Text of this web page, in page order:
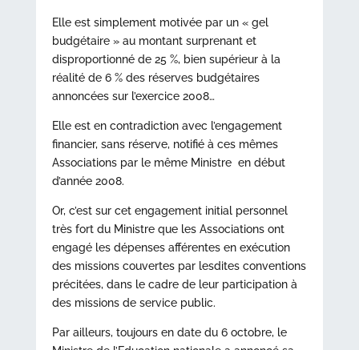
Elle est simplement motivée par un « gel
budgétaire » au montant surprenant et
disproportionné de 25 %, bien supérieur à la
réalité de 6 % des réserves budgétaires
annoncées sur l’exercice 2008…
Elle est en contradiction avec l’engagement
financier, sans réserve, notifié à ces mêmes
Associations par le même Ministre en début
d’année 2008.
Or, c’est sur cet engagement initial personnel
très fort du Ministre que les Associations ont
engagé les dépenses afférentes en exécution
des missions couvertes par lesdites conventions
précitées, dans le cadre de leur participation à
des missions de service public.
Par ailleurs, toujours en date du 6 octobre, le